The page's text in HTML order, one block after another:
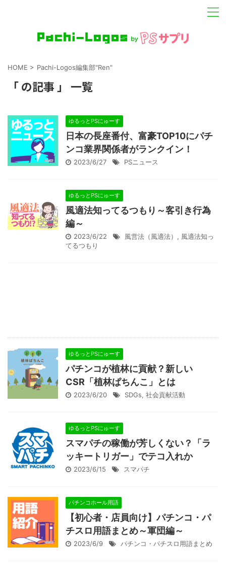
HOME > Pachi-Logos編集部"Ren"
「 の記事 」 一覧
ゆるっとPSにゅーす
日本の長座番付、富豪TOP10にパチ
ンコ業界関係者がランクイン！
2023/6/27 PSニュース
ゆるっとPSにゅーす
風適法知ってるつもり～客引き行為
編～
2023/6/22 風営法（風適法） , 風適法知っ
てるつもり
ゆるっとPSにゅーす
パチンコが植林に貢献？新しい
CSR「植林ぱちんこ」とは
2023/6/20 SDGs, 社会貢献活動
ゆるっとPSにゅーす
スマパチの稼働が芳しくない？「ラ
ッキートリガー」でテコ入れか
2023/6/15 スマパチ
パチンコホール用語
【初心者・店員向け】パチンコ・パ
チスロ用語まとめ～軍団編～
2023/6/9 パチンコ・パチスロ用語まとめ